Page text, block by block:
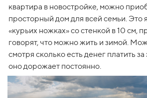
квартира в новостройке, можно
просторный дом для всей семьи. Это
«курьих ножках» со стенкой в 10 см,
говорят, что можно жить и зимой.
смотря сколько есть денег платить
оно дорожает постоянно.